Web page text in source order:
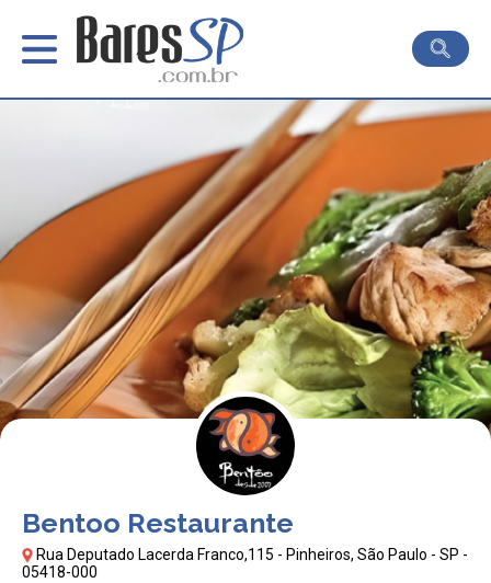
Bentoo Restaurante
Rua Deputado Lacerda Franco,115 - Pinheiros, São Paulo - SP -
05418-000